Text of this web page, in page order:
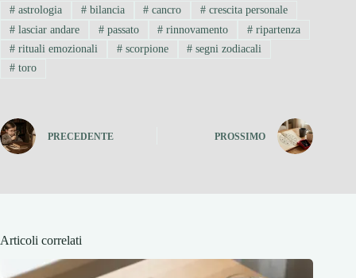
#astrologia #bilancia # cancro # crescita personale
#lasciar andare #passato # rinnovamento # ripartenza
#rituali emozionali #scorpione # segni zodiacali
#toro
PRECEDENTE PROSSIMO
Articoli correlati